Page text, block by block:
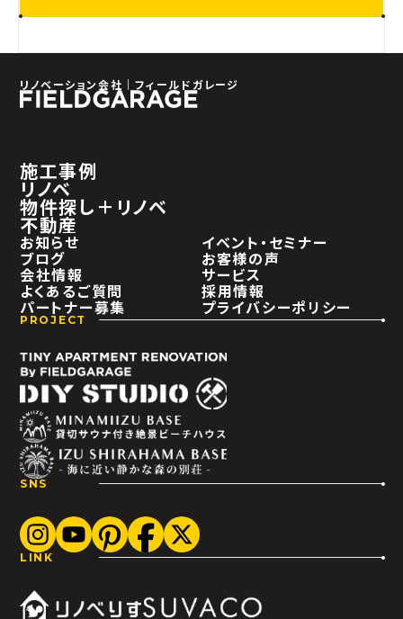
リノベーション会社｜フィールドガレージ
施工事例
リノベ
物件探し＋リノベ
不動産
お知らせ イベント・セミナー
ブログ お客様の声
会社情報 サービス
よくあるご質問 採用情報
パートナー募集 プライバシーポリシー
PROJECT
SNS
LINK